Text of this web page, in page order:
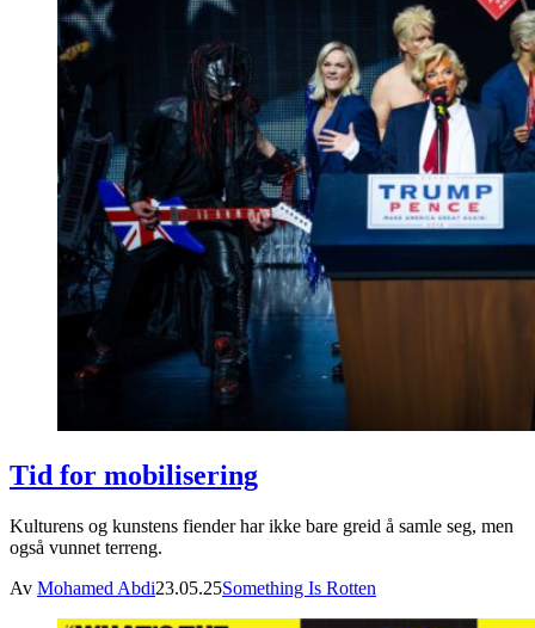
Tid for mobilisering
Kulturens og kunstens fiender har ikke bare greid å samle seg, men
også vunnet terreng.
Av Mohamed Abdi23.05.25Something Is Rotten